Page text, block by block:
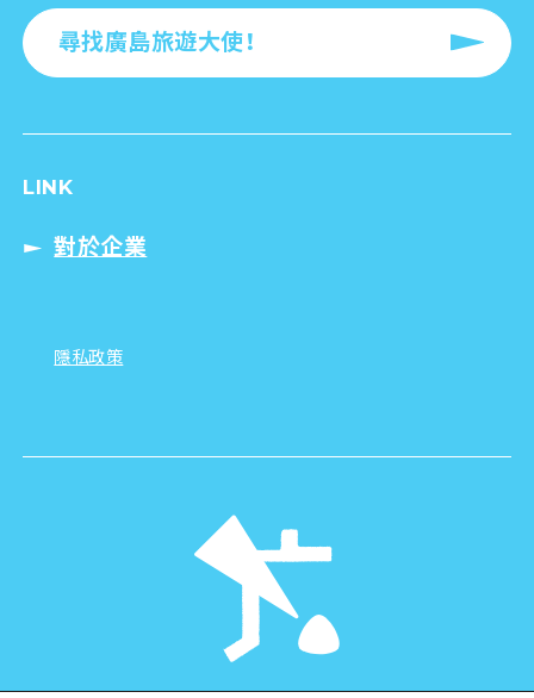
尋找廣島旅遊大使！
LINK
對於企業
隱私政策